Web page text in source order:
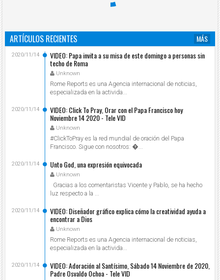
ARTÍCULOS RECIENTES
MÁS
VIDEO: Papa invita a su misa de este domingo a personas sin
techo de Roma
Unknown
2020/11/14
Rome Reports es una Agencia internacional de noticias,
especializada en la activida...
VIDEO: Click To Pray, Orar con el Papa Francisco hoy
Noviembre 14 2020 - Tele VID
Unknown
2020/11/14
#ClickToPray es la red mundial de oración del Papa
Francisco. Sigue con nosotros: ...
Unto God, una expresión equivocada
Unknown
2020/11/14
Gracias a los comentaristas Vicente y Pablo, se ha hecho
luz respecto a la ...
VIDEO: Diseñador gráfico explica cómo la creatividad ayuda a
encontrar a Dios
Unknown
2020/11/14
Rome Reports es una Agencia internacional de noticias,
especializada en la activida...
VIDEO: Adoración al Santísimo, Sábado 14 Noviembre de 2020,
Padre Osvaldo Ochoa - Tele VID
2020/11/14